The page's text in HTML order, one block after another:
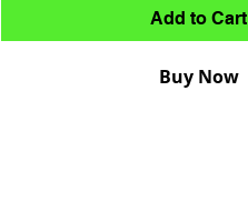
Add to Cart
Buy Now